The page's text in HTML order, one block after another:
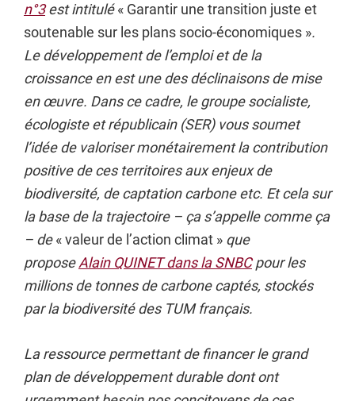
n°3est intitulé« Garantir une transition juste et
soutenable sur les plans socio-économiques ».
Le développement de l’emploi et de la
croissance en est une des déclinaisons de mise
en œuvre. Dans ce cadre, le groupe socialiste,
écologiste et républicain (SER) vous soumet
l’idée de valoriser monétairement la contribution
positive de ces territoires aux enjeux de
biodiversité, de captation carbone etc. Et cela sur
la base de la trajectoire – ça s’appelle comme ça
– de« valeur de l’action climat » que
proposeAlain QUINET dans la SNBCpour les
millions de tonnes de carbone captés, stockés
par la biodiversité des TUM français.
La ressource permettant de financer le grand
plan de développement durable dont ont